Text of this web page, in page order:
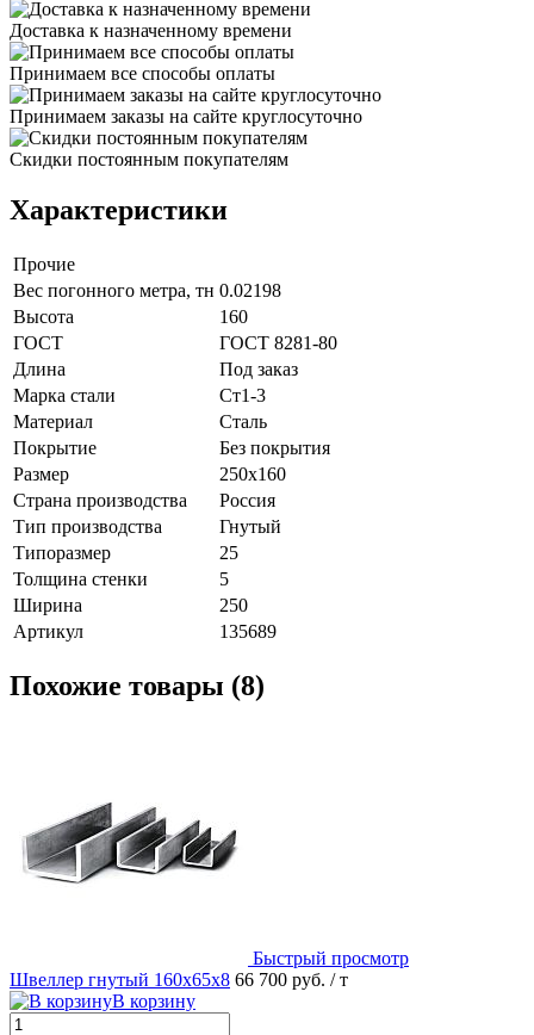
Доставка к назначенному времени
Принимаем все способы оплаты
Принимаем заказы на сайте круглосуточно
Скидки постоянным покупателям
Характеристики
Прочие
Вес погонного метра, тн 0.02198
Высота
160
ГОСТ
ГОСТ 8281-80
Длина
Под заказ
Марка стали
Ст1-3
Материал
Сталь
Покрытие
Без покрытия
Размер
250х160
Страна производства
Россия
Тип производства
Гнутый
Типоразмер
25
Толщина стенки
5
Ширина
250
Артикул
135689
Похожие товары (8)
Быстрый просмотр
Швеллер гнутый 160х65х8 66 700 руб. / т
В корзину